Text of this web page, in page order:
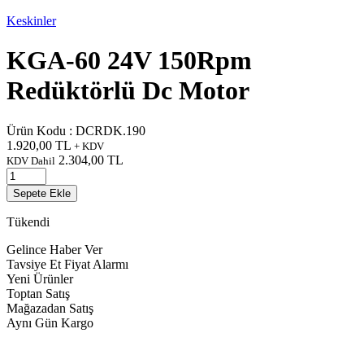
Keskinler
KGA-60 24V 150Rpm
Redüktörlü Dc Motor
Ürün Kodu : DCRDK.190
1.920,00 TL + KDV
KDV Dahil 2.304,00 TL
Sepete Ekle
Tükendi
Gelince Haber Ver
Tavsiye Et Fiyat Alarmı
Yeni Ürünler
Toptan Satış
Mağazadan Satış
Aynı Gün Kargo